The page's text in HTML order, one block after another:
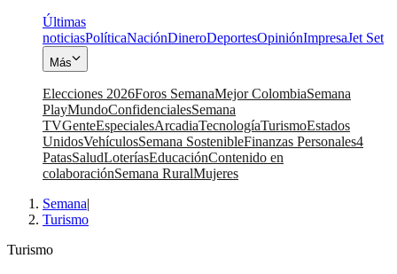
Últimas
noticiasPolíticaNaciónDineroDeportesOpiniónImpresaJet Set
Más
Elecciones 2026Foros SemanaMejor ColombiaSemana
PlayMundoConfidencialesSemana
TVGenteEspecialesArcadiaTecnologíaTurismoEstados
UnidosVehículosSemana SostenibleFinanzas Personales4
PatasSaludLoteríasEducaciónContenido en
colaboraciónSemana RuralMujeres
Semana|
Turismo
Turismo